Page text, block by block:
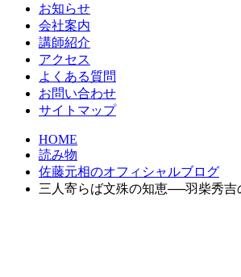
お知らせ
会社案内
講師紹介
アクセス
よくある質問
お問い合わせ
サイトマップ
HOME
読み物
佐藤元相のオフィシャルブログ
三人寄らば文殊の知恵──羽柴秀